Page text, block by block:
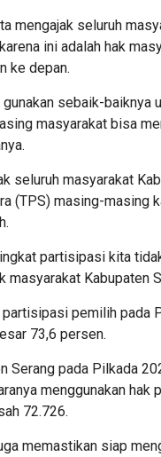
mengajak seluruh
ini adalah hak
ke depan.
gunakan sebaik-baiknya
masyarakat bisa
seluruh masyarakat
(TPS) masing-masing
partisipasi kita
masyarakat Kabupaten
pemilih pada
73,6 persen.
Serang pada Pilkada
menggunakan hak
72.726.
memastikan siap